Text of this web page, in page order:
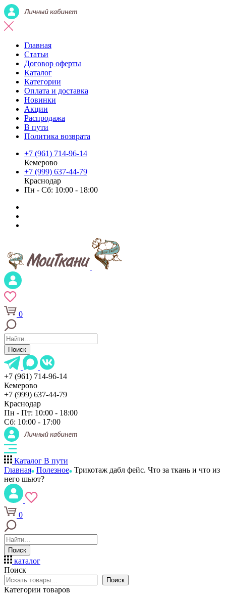
Главная
Статьи
Договор оферты
Каталог
Категории
Оплата и доставка
Новинки
Акции
Распродажа
В пути
Политика возврата
+7 (961) 714-96-14
Кемерово
+7 (999) 637-44-79
Краснодар
Пн - Сб: 10:00 - 18:00
0
Поиск
+7 (961) 714-96-14
Кемерово
+7 (999) 637-44-79
Краснодар
Пн - Пт: 10:00 - 18:00
Сб: 10:00 - 17:00
Каталог В пути
Главная Полезное Трикотаж дабл фейс. Что за ткань и что из
него шьют?
0
Поиск
каталог
Поиск
Поиск
Категории товаров